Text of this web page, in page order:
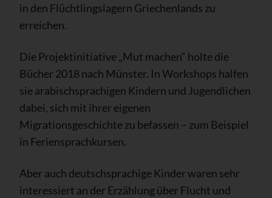
in den Flüchtlingslagern Griechenlands zu
erreichen.
Die Projektinitiative „Mut machen“ holte die
Bücher 2018 nach Münster. In Workshops halfen
sie arabischsprachigen Kindern und Jugendlichen
dabei, sich mit ihrer eigenen
Migrationsgeschichte zu befassen – zum Beispiel
in Feriensprachkursen.
Aber auch deutschsprachige Kinder waren sehr
interessiert an der Erzählung über Flucht und